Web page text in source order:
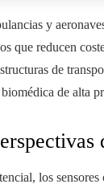
y
que reducen
de
de alta
los